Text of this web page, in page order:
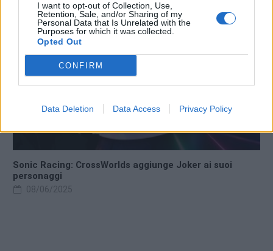
I want to opt-out of Collection, Use,
Retention, Sale, and/or Sharing of my
Personal Data that Is Unrelated with the
Purposes for which it was collected.
Opted Out
CONFIRM
Data Deletion Data Access Privacy Policy
Sonic Racing: CrossWorlds aggiunge Joker ai suoi
personaggi
08/06/2025